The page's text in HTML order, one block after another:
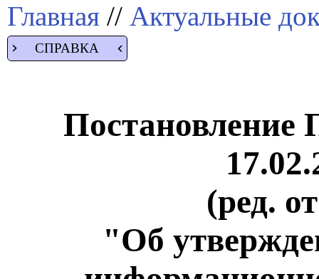
Главная // Актуальные
СПРАВКА
Постановление
(ред.
"Об